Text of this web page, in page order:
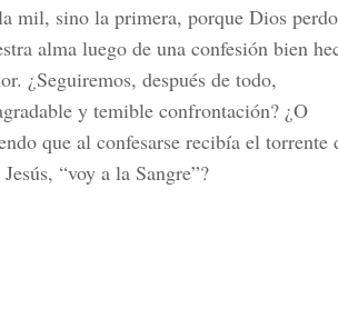
mil, sino la primera, porque Dios
alma luego de una confesión bien
¿Seguiremos, después de todo,
y temible confrontación? ¿O
que al confesarse recibía el torrente
“voy a la Sangre”?